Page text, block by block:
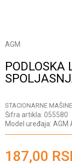
AGM
PODLOSKA
STACIONARNE
Šifra artikla: 055580
Model uređaja: AGM
187,00